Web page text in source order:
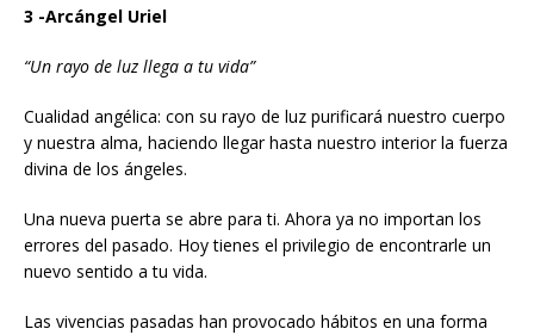
3 -Arcángel Uriel
“Un rayo de luz llega a tu vida”
Cualidad angélica: con su rayo de luz purificará nuestro cuerpo
y nuestra alma, haciendo llegar hasta nuestro interior la fuerza
divina de los ángeles.
Una nueva puerta se abre para ti. Ahora ya no importan los
errores del pasado. Hoy tienes el privilegio de encontrarle un
nuevo sentido a tu vida.
Las vivencias pasadas han provocado hábitos en una forma